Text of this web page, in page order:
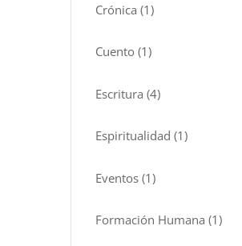
Crónica (1)
Cuento (1)
Escritura (4)
Espiritualidad (1)
Eventos (1)
Formación Humana (1)